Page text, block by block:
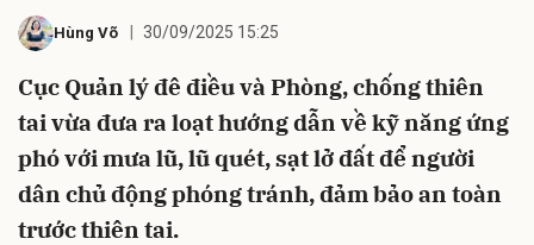
Hùng Võ 30/09/2025 15:25
Cục Quản lý đê điều và Phòng, chống thiên
tai vừa đưa ra loạt hướng dẫn về kỹ năng ứng
phó với mưa lũ, lũ quét, sạt lở đất để người
dân chủ động phóng tránh, đảm bảo an toàn
trước thiên tai.
Hủy Gửi